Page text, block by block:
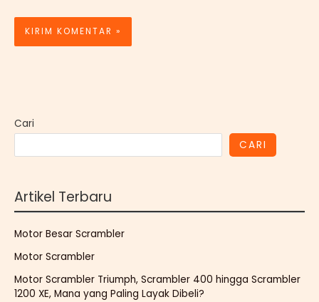
Cari
CARI
Artikel Terbaru
Motor Besar Scrambler
Motor Scrambler
Motor Scrambler Triumph, Scrambler 400 hingga Scrambler
1200 XE, Mana yang Paling Layak Dibeli?